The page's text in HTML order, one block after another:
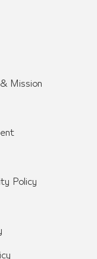
Mission
Policy